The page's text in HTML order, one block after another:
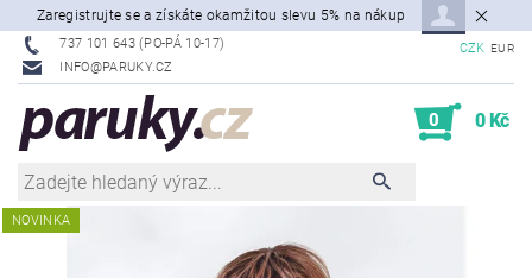
Zaregistrujte se a získáte okamžitou slevu 5% na nákup
737 101 643 (PO-PÁ 10-17)
INFO@PARUKY.CZ
CZK EUR
0 0 Kč
NOVINKA